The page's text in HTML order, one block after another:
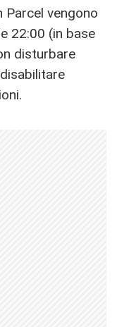
Parcel vengono
22:00 (in base
disturbare